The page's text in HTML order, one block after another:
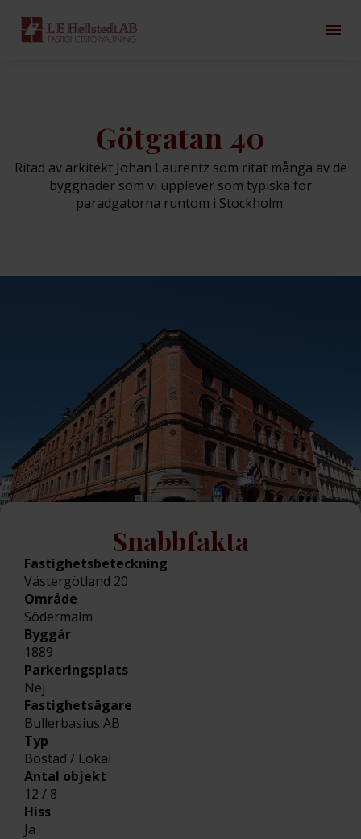
Götgatan 40
Ritad av arkitekt Johan Laurentz som ritat många av de
byggnader som vi upplever som typiska för
paradgatorna runtom i Stockholm.
Snabbfakta
Fastighetsbeteckning
Västergötland 20
Område
Södermalm
Byggår
1889
Parkeringsplats
Nej
Fastighetsägare
Bullerbasius AB
Typ
Bostad / Lokal
Antal objekt
12 / 8
Hiss
Ja